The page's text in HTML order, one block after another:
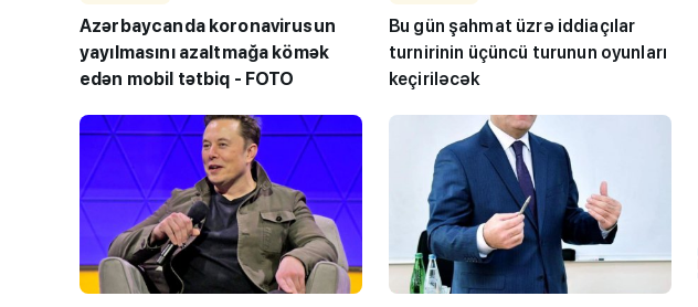
Azərbaycanda koronavirusun
yayılmasını azaltmağa kömək
edən mobil tətbiq - FOTO
Bu gün şahmat üzrə iddiaçılar
turnirinin üçüncü turunun oyunları